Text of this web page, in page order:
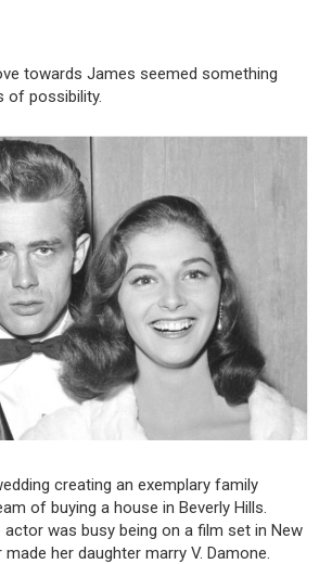
towards James seemed something
of possibility.
creating an exemplary family
of buying a house in Beverly Hills.
actor was busy being on a film set in New
made her daughter marry V. Damone.